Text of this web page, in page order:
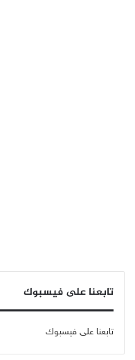
تابعنا على فيسبوك
تابعنا على فيسبوك